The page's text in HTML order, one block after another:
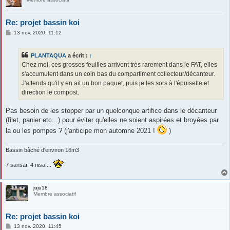
Re: projet bassin koi
M13 nov. 2020, 11:12
PLANTAQUA a écrit : ↑
Chez moi, ces grosses feuilles arrivent très rarement dans le FAT, elles
s'accumulent dans un coin bas du compartiment collecteur/décanteur.
J'attends qu'il y en ait un bon paquet, puis je les sors à l'épuisette et
direction le compost.
Pas besoin de les stopper par un quelconque artifice dans le décanteur
(filet, panier etc...) pour éviter qu'elles ne soient aspirées et broyées par
la ou les pompes ? (j'anticipe mon automne 2021 !
)
Bassin bâché d'environ 16m3
7 sansaï, 4 nisaï...
juju18
Membre associatif
Re: projet bassin koi
M
13 nov. 2020, 11:45